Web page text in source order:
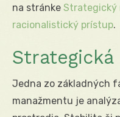
na stránke Strategický
racionalistický prístup.
Jedna zo základných
manažmentu je